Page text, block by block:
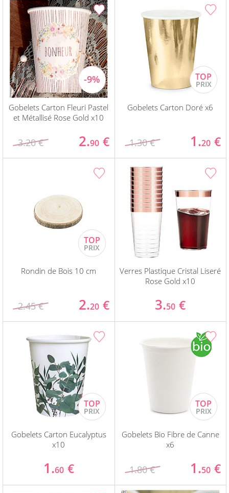
Gobelets Carton Fleuri Pastel
et Métallisé Rose Gold x10
3.20 € 2.90 €
Gobelets Carton Doré x6
1.30 € 1.20 €
Rondin de Bois 10 cm
2.45 € 2.20 €
Verres Plastique Cristal Liseré
Rose Gold x10
3.50 €
Gobelets Carton Eucalyptus
x10
1.60 €
Gobelets Bio Fibre de Canne
x6
1.80 € 1.50 €